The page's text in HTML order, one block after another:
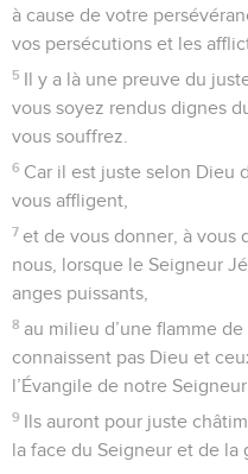
à cause de votre
vos persécutions et les
5 Il y a là une preuve du
vous soyez rendus dignes
vous souffrez.
6 Car il est juste selon Dieu
vous affligent,
7 et de vous donner, à vous
nous, lorsque le Seigneur
anges puissants,
8 au milieu d’une flamme
connaissent pas Dieu et
l’Évangile de notre Seigneur
9 Ils auront pour juste
la face du Seigneur et de la